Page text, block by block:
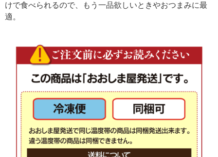
けで食べられるので、もう一品欲しいときやおつまみに最
適。